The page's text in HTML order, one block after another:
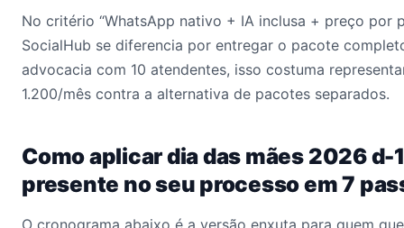
No critério “WhatsApp nativo + IA inclusa + preço por
SocialHub se diferencia por entregar o pacote
advocacia com 10 atendentes, isso costuma
1.200/mês contra a alternativa de pacotes separados.
Como aplicar dia das mães 2026
presente no seu processo em 7
O cronograma abaixo é a versão enxuta para quem